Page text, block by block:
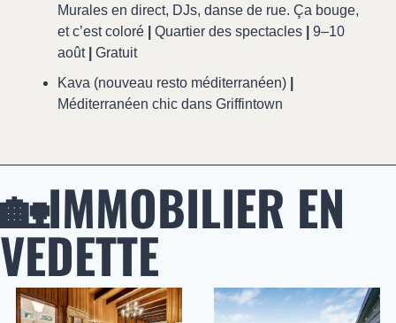
Murales en direct, DJs, danse de rue. Ça bouge,
et c’est coloré
Quartier des spectacles
9–10
août
Gratuit
Kava (nouveau resto méditerranéen)
Méditerranéen chic dans Griffintown
🏡IMMOBILIER EN
VEDETTE